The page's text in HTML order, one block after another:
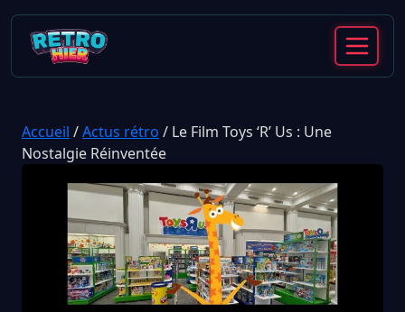
Accueil /Actus rétro / Le Film Toys ‘R’ Us : Une
Nostalgie Réinventée